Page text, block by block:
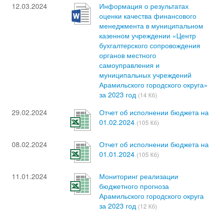
12.03.2024
Информация о результатах
оценки качества финансового
менеджмента в муниципальном
казенном учреждении «Центр
бухгалтерского сопровождения
органов местного
самоуправления и
муниципальных учреждений
Арамильского городского округа»
за 2023 год (14 Кб)
29.02.2024
Отчет об исполнении бюджета на
01.02.2024 (105 Кб)
08.02.2024
Отчет об исполнении бюджета на
01.01.2024 (105 Кб)
11.01.2024
Мониторинг реализации
бюджетного прогноза
Арамильского городского округа
за 2023 год (12 Кб)